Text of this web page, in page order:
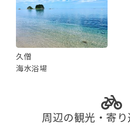
久僧
海水浴場
周辺の観光・寄